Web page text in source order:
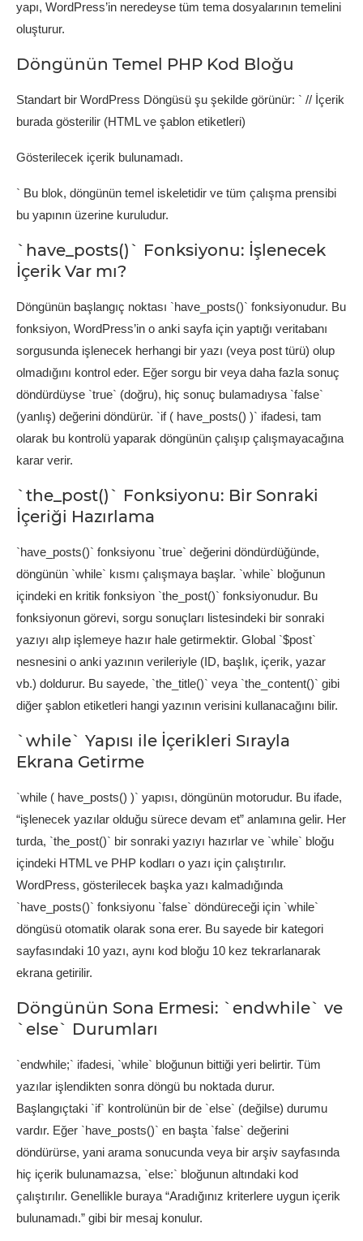
yapı, WordPress’in neredeyse tüm tema dosyalarının temelini
oluşturur.
Döngünün Temel PHP Kod Bloğu
Standart bir WordPress Döngüsü şu şekilde görünür: ` // İçerik
burada gösterilir (HTML ve şablon etiketleri)
Gösterilecek içerik bulunamadı.
` Bu blok, döngünün temel iskeletidir ve tüm çalışma prensibi
bu yapının üzerine kuruludur.
`have_posts()` Fonksiyonu: İşlenecek
İçerik Var mı?
Döngünün başlangıç noktası `have_posts()` fonksiyonudur. Bu
fonksiyon, WordPress’in o anki sayfa için yaptığı veritabanı
sorgusunda işlenecek herhangi bir yazı (veya post türü) olup
olmadığını kontrol eder. Eğer sorgu bir veya daha fazla sonuç
döndürdüyse `true` (doğru), hiç sonuç bulamadıysa `false`
(yanlış) değerini döndürür. `if ( have_posts() )` ifadesi, tam
olarak bu kontrolü yaparak döngünün çalışıp çalışmayacağına
karar verir.
`the_post()` Fonksiyonu: Bir Sonraki
İçeriği Hazırlama
`have_posts()` fonksiyonu `true` değerini döndürdüğünde,
döngünün `while` kısmı çalışmaya başlar. `while` bloğunun
içindeki en kritik fonksiyon `the_post()` fonksiyonudur. Bu
fonksiyonun görevi, sorgu sonuçları listesindeki bir sonraki
yazıyı alıp işlemeye hazır hale getirmektir. Global `$post`
nesnesini o anki yazının verileriyle (ID, başlık, içerik, yazar
vb.) doldurur. Bu sayede, `the_title()` veya `the_content()` gibi
diğer şablon etiketleri hangi yazının verisini kullanacağını bilir.
`while` Yapısı ile İçerikleri Sırayla
Ekrana Getirme
`while ( have_posts() )` yapısı, döngünün motorudur. Bu ifade,
“işlenecek yazılar olduğu sürece devam et” anlamına gelir. Her
turda, `the_post()` bir sonraki yazıyı hazırlar ve `while` bloğu
içindeki HTML ve PHP kodları o yazı için çalıştırılır.
WordPress, gösterilecek başka yazı kalmadığında
`have_posts()` fonksiyonu `false` döndüreceği için `while`
döngüsü otomatik olarak sona erer. Bu sayede bir kategori
sayfasındaki 10 yazı, aynı kod bloğu 10 kez tekrarlanarak
ekrana getirilir.
Döngünün Sona Ermesi: `endwhile` ve
`else` Durumları
`endwhile;` ifadesi, `while` bloğunun bittiği yeri belirtir. Tüm
yazılar işlendikten sonra döngü bu noktada durur.
Başlangıçtaki `if` kontrolünün bir de `else` (değilse) durumu
vardır. Eğer `have_posts()` en başta `false` değerini
döndürürse, yani arama sonucunda veya bir arşiv sayfasında
hiç içerik bulunamazsa, `else:` bloğunun altındaki kod
çalıştırılır. Genellikle buraya “Aradığınız kriterlere uygun içerik
bulunamadı.” gibi bir mesaj konulur.